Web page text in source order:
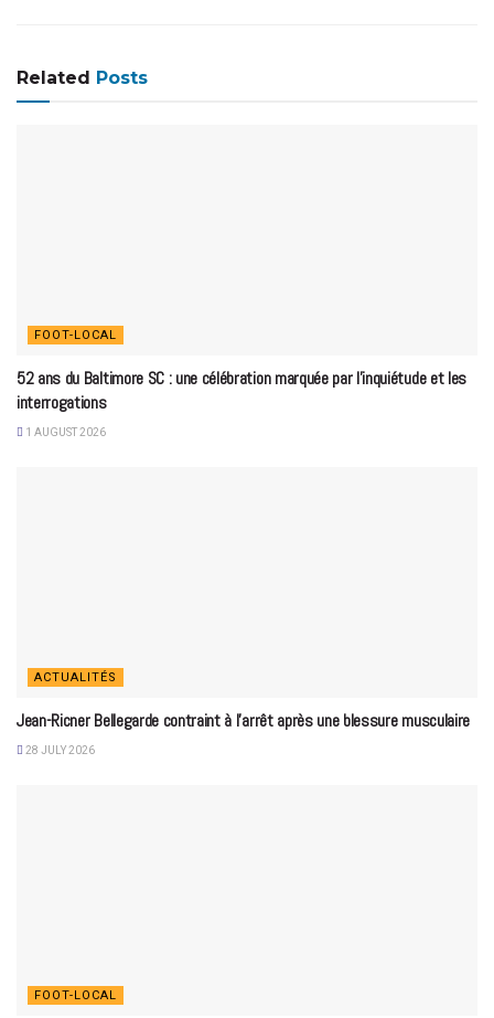
Related Posts
FOOT-LOCAL
52 ans du Baltimore SC : une célébration marquée par l’inquiétude et les
interrogations
1 AUGUST 2026
ACTUALITÉS
Jean-Ricner Bellegarde contraint à l’arrêt après une blessure musculaire
28 JULY 2026
FOOT-LOCAL